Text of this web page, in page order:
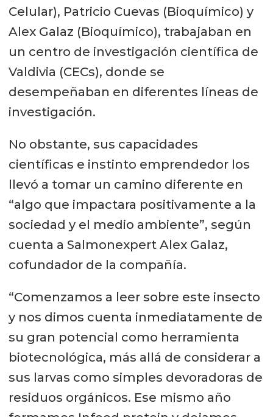
Celular), Patricio Cuevas (Bioquímico) y
Alex Galaz (Bioquímico), trabajaban en
un centro de investigación científica de
Valdivia (CECs), donde se
desempeñaban en diferentes líneas de
investigación.
No obstante, sus capacidades
científicas e instinto emprendedor los
llevó a tomar un camino diferente en
“algo que impactara positivamente a la
sociedad y el medio ambiente”, según
cuenta a Salmonexpert Alex Galaz,
cofundador de la compañía.
“Comenzamos a leer sobre este insecto
y nos dimos cuenta inmediatamente de
su gran potencial como herramienta
biotecnológica, más allá de considerar a
sus larvas como simples devoradoras de
residuos orgánicos. Ese mismo año